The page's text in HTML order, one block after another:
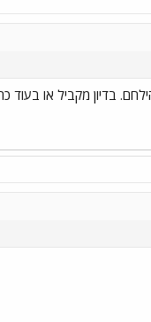
בדיון מקביל או